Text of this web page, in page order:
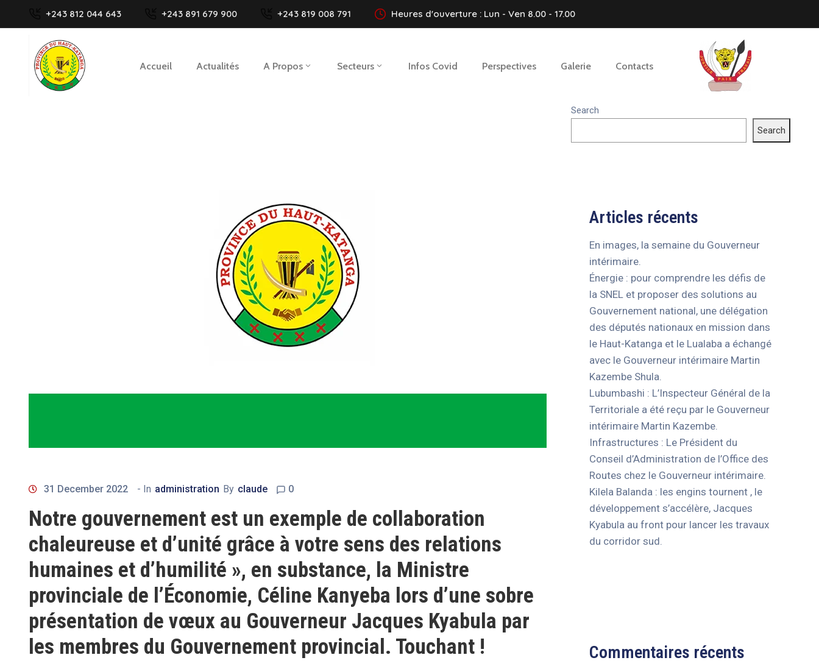
+243 812 044 643 +243 891 679 900 +243 819 008 791 Heures d'ouverture : Lun - Ven 8.00 - 17.00
Accueil Actualités A Propos Secteurs Infos Covid Perspectives Galerie Contacts
31 December 2022 - In administration By claude 0
Notre gouvernement est un exemple de collaboration
chaleureuse et d’unité grâce à votre sens des relations
humaines et d’humilité », en substance, la Ministre
provinciale de l’Économie, Céline Kanyeba lors d’une sobre
présentation de vœux au Gouverneur Jacques Kyabula par
les membres du Gouvernement provincial. Touchant !
Search
Search
Articles récents
En images, la semaine du Gouverneur
intérimaire.
Énergie : pour comprendre les défis de
la SNEL et proposer des solutions au
Gouvernement national, une délégation
des députés nationaux en mission dans
le Haut-Katanga et le Lualaba a échangé
avec le Gouverneur intérimaire Martin
Kazembe Shula.
Lubumbashi : L’Inspecteur Général de la
Territoriale a été reçu par le Gouverneur
intérimaire Martin Kazembe.
Infrastructures : Le Président du
Conseil d’Administration de l’Office des
Routes chez le Gouverneur intérimaire.
Kilela Balanda : les engins tournent , le
développement s’accélère, Jacques
Kyabula au front pour lancer les travaux
du corridor sud.
Commentaires récents